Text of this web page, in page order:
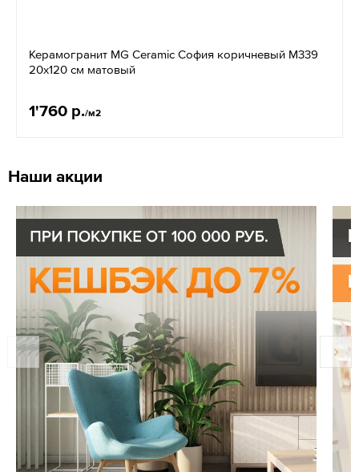
Керамогранит MG Ceramic София коричневый М339
20x120 см матовый
1'760 р./м2
Наши акции